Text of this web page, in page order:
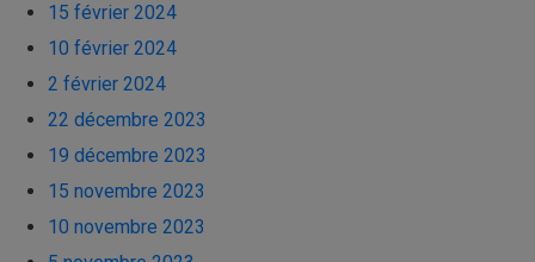
15 février 2024
10 février 2024
2 février 2024
22 décembre 2023
19 décembre 2023
15 novembre 2023
10 novembre 2023